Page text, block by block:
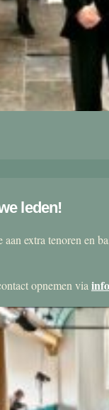
leden!
extra tenoren en
opnemen via